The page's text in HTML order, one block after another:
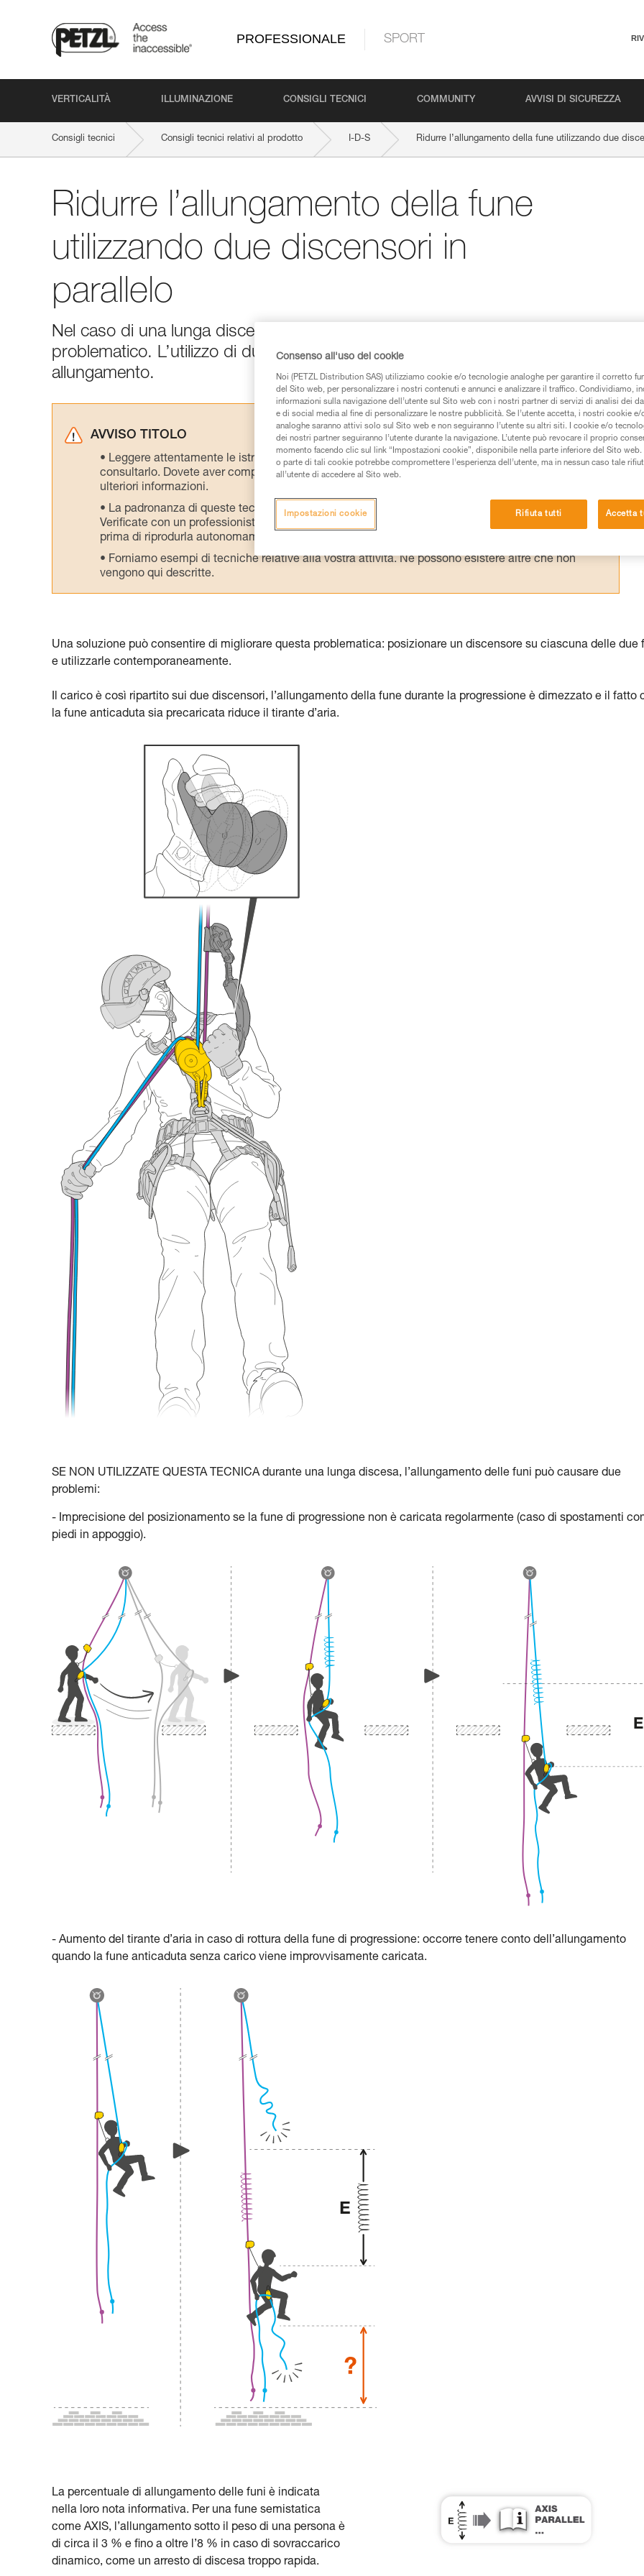
PROFESSIONALE SPORT
VERTICALITÀ ILLUMINAZIONE CONSIGLI TECNICI COMMUNITY AVVISI DI SICUREZZA
Consigli tecnici Consigli tecnici relativi al prodotto I-D-S Ridurre l’allungamento della fune utilizzando due
Ridurre l’allungamento della fune
utilizzando due discensori in
parallelo
Nel caso di una lunga discesa, l’allungamento delle funi può diventare
problematico. L’utilizzo di due discensori in parallelo consente di ridurre questo
allungamento.
AVVISO TITOLO
Leggere attentamente le istruzioni tecniche dei prodotti utilizzati in questo consiglio prima di
consultarlo. Dovete aver compreso le informazioni dell’istruzione tecnica per poter capire queste
ulteriori informazioni.
La padronanza di queste tecniche richiede una formazione ed un addestramento specifico.
Verificate con un professionista la vostra capacità di rifare la manovra, da soli, in piena sicurezza,
prima di riprodurla autonomamente.
Forniamo esempi di tecniche relative alla vostra attività. Ne possono esistere altre che non
vengono qui descritte.
Una soluzione può consentire di migliorare questa problematica: posizionare un discensore su ciascuna delle due
e utilizzarle contemporaneamente.
Il carico è così ripartito sui due discensori, l’allungamento della fune durante la progressione è dimezzato e il fatto
la fune anticaduta sia precaricata riduce il tirante d’aria.
SE NON UTILIZZATE QUESTA TECNICA durante una lunga discesa, l’allungamento delle funi può causare due
problemi:
- Imprecisione del posizionamento se la fune di progressione non è caricata regolarmente (caso di spostamenti
piedi in appoggio).
- Aumento del tirante d’aria in caso di rottura della fune di progressione: occorre tenere conto dell’allungamento
quando la fune anticaduta senza carico viene improvvisamente caricata.
La percentuale di allungamento delle funi è indicata
nella loro nota informativa. Per una fune semistatica
come AXIS, l’allungamento sotto il peso di una persona è
di circa il 3 % e fino a oltre l’8 % in caso di sovraccarico
dinamico, come un arresto di discesa troppo rapida.
Consenso all'uso dei cookie
Noi (PETZL Distribution SAS) utilizziamo cookie e/o tecnologie analoghe per garantire il corretto
del Sito web, per personalizzare i nostri contenuti e annunci e analizzare il traffico. Condividiamo,
informazioni sulla navigazione dell’utente sul Sito web con i nostri partner di servizi di analisi dei
e di social media al fine di personalizzare le nostre pubblicità. Se l’utente accetta, i nostri cookie
analoghe saranno attivi solo sul Sito web e non seguiranno l’utente su altri siti. I cookie e/o
dei nostri partner seguiranno l’utente durante la navigazione. L’utente può revocare il proprio
momento facendo clic sul link “Impostazioni cookie”, disponibile nella parte inferiore del Sito
o parte di tali cookie potrebbe compromettere l’esperienza dell’utente, ma in nessun caso tale
all’utente di accedere al Sito web.
Rifiuta tutti Accetta
Impostazioni cookie